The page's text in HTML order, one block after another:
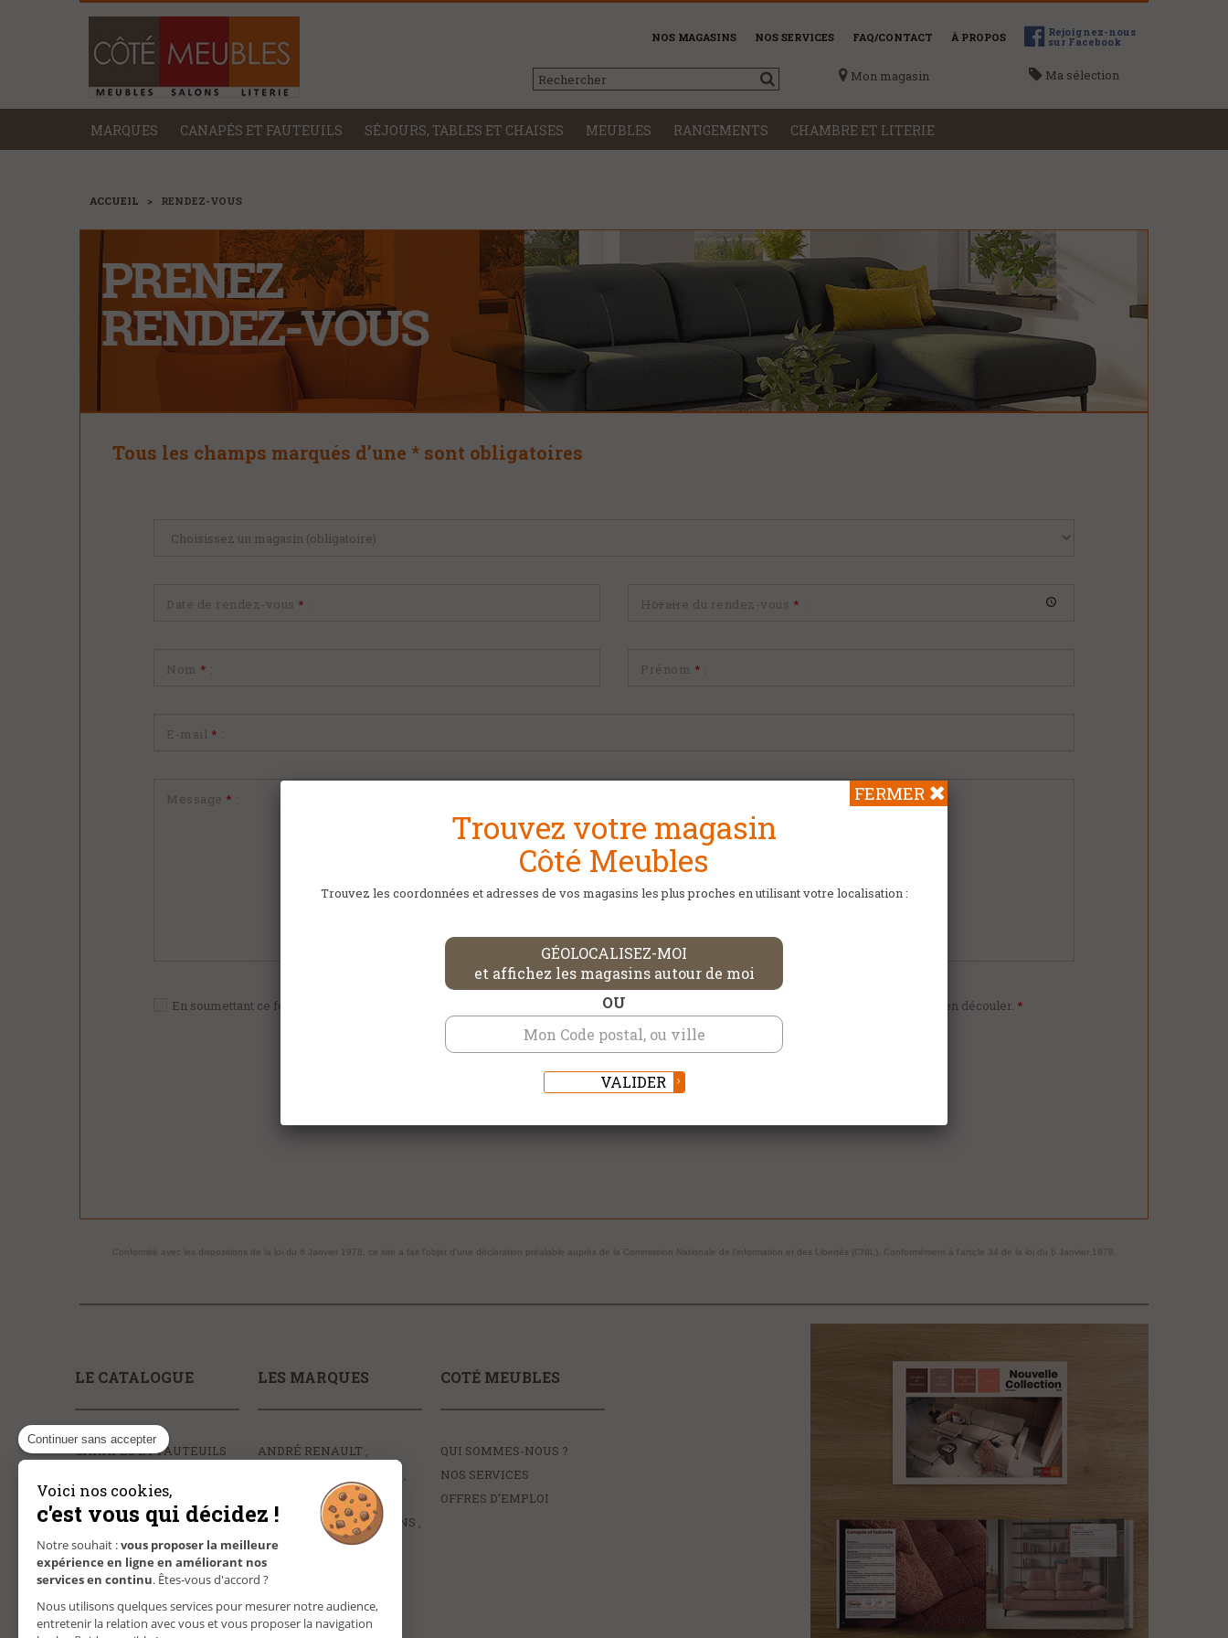
Continuer sans accepter
Voici nos cookies,
c'est vous qui décidez !
Notre souhait :vous proposer la meilleure
expérience en ligne en améliorant nos
services en continu. Êtes-vous d'accord ?
Nous utilisons quelques services pour mesurer notre audience,
entretenir la relation avec vous et vous proposer la navigation
NOS MAGASINS NOS SERVICES FAQ/CONTACT À PROPOS Rejoignez-nous
sur Facebook
Mon magasin Ma sélection
MARQUES CANAPÉS ET FAUTEUILS SÉJOURS, TABLES ET CHAISES MEUBLES RANGEMENTS CHAMBRE ET LITERIE
ACCUEIL > RENDEZ-VOUS
Tous les champs marqués d’une * sont obligatoires
Choisissez un magasin (obligatoire)
Date de rendez-vous * : Horaire du rendez-vous * :
Nom * : Prénom * :
E-mail * :
Message * :
En soumettant ce formulaire, j'accepte que les informations saisies soient exploitées dans le cadre de la relation commerciale qui peut en découler. *
ENVOYER
Conformité avec les dispositions de la loi du 6 Janvier 1978, ce site a fait l'objet d'une déclaration préalable auprès de la Commission Nationale de l'information et des Libertés (CNIL). Conformément à l'article 34 de la loi du 6 Janvier 1978.
LE CATALOGUE
CANAPÉS ET FAUTEUILS
CHAISES
MEUBLES
RANGEMENTS
CHAMBRE ET LITERIE
DÉCORATION
LES MARQUES
ANDRÉ RENAULT
NOLTE
SEDAC MERAL SIMMONS
TRECA
COTÉ MEUBLES
QUI SOMMES-NOUS ?
NOS SERVICES
OFFRES D’EMPLOI
Trouvez votre magasin
Côté Meubles
Trouvez les coordonnées et adresses de vos magasins les plus proches en utilisant votre localisation :
GÉOLOCALISEZ-MOI
et affichez les magasins autour de moi
OU
VALIDER
FERMER